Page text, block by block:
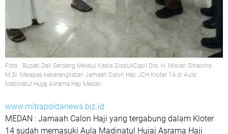
Foto : Bupati Deli Serdang Melalui Kadis DisdukCapil Drs. H. Misran Sihaloho
M.Si. Melepas keberangkatan Jamaah Calon Haji JCH Kloter 14 di Aula
Madinatul Hujaj Asrama Haji Medan.
www.mitrapoldanews.biz.id
MEDAN : Jamaah Calon Haji yang tergabung dalam Kloter
14 sudah memasuki Aula Madinatul Hujaj Asrama Haji